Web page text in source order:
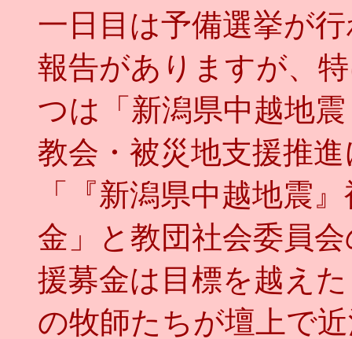
一日目は予備選挙が
報告がありますが、
つは「新潟県中越地
教会・被災地支援推
「『新潟県中越地震
金」と教団社会委員
援募金は目標を越え
の牧師たちが壇上で